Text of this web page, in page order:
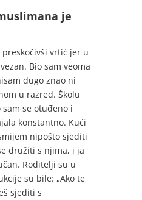
je
vrtić jer u
Bio sam veoma
dugo znao ni
u razred. Školu
sam se otuđeno i
konstantno. Kući
nipošto sjediti
družiti s njima, i ja
Roditelji su u
su bile: „Ako te
sjediti s